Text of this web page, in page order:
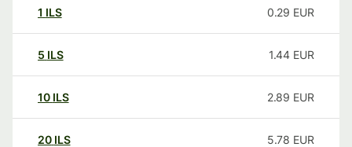
1 ILS 0.29 EUR
5 ILS 1.44 EUR
10 ILS 2.89 EUR
20 ILS 5.78 EUR